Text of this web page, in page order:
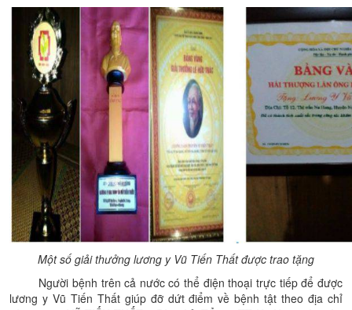
Một số giải thưởng lương y Vũ Tiến Thất được trao tặng
Người bệnh trên cả nước có thể điện thoại trực tiếp để được
lương y Vũ Tiến Thất giúp đỡ dứt điểm về bệnh tật theo địa chỉ